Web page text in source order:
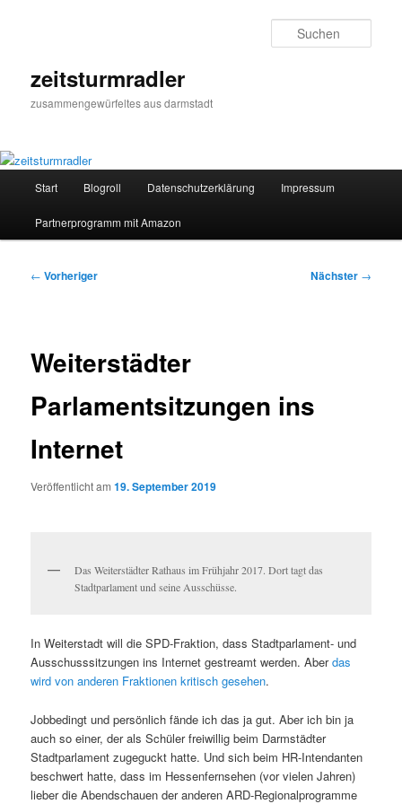
zeitsturmradler
zusammengewürfeltes aus darmstadt
Start Blogroll Datenschutzerklärung Impressum
Partnerprogramm mit Amazon
Beitragsnavigation
← Vorheriger Nächster →
Weiterstädter
Parlamentsitzungen ins
Internet
Veröffentlicht am19. September 2019
Das Weiterstädter Rathaus im Frühjahr 2017. Dort tagt das
Stadtparlament und seine Ausschüsse.
In Weiterstadt will die SPD-Fraktion, dass Stadtparlament- und
Ausschusssitzungen ins Internet gestreamt werden. Aberdas
wird von anderen Fraktionen kritisch gesehen.
Jobbedingt und persönlich fände ich das ja gut. Aber ich bin ja
auch so einer, der als Schüler freiwillig beim Darmstädter
Stadtparlament zugeguckt hatte. Und sich beim HR-Intendanten
beschwert hatte, dass im Hessenfernsehen (vor vielen Jahren)
lieber die Abendschauen der anderen ARD-Regionalprogramme